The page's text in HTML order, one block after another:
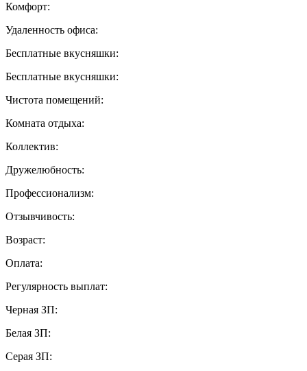
Комфорт:
Удаленность офиса:
Бесплатные вкусняшки:
Бесплатные вкусняшки:
Чистота помещений:
Комната отдыха:
Коллектив:
Дружелюбность:
Профессионализм:
Отзывчивость:
Возраст:
Оплата:
Регулярность выплат:
Черная ЗП:
Белая ЗП:
Серая ЗП: